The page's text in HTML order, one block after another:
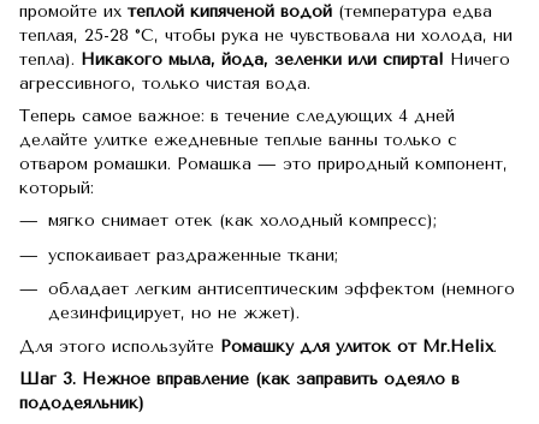
промойте их теплой кипяченой водой (температура едва
теплая, 25-28 °C, чтобы рука не чувствовала ни холода, ни
тепла). Никакого мыла, йода, зеленки или спирта! Ничего
агрессивного, только чистая вода.
Теперь самое важное: в течение следующих 4 дней
делайте улитке ежедневные теплые ванны только с
отваром ромашки. Ромашка — это природный компонент,
который:
мягко снимает отек (как холодный компресс);
успокаивает раздраженные ткани;
обладает легким антисептическим эффектом (немного
дезинфицирует, но не жжет).
Для этого используйте Ромашку для улиток от Mr.Helix.
Шаг 3. Нежное вправление (как заправить одеяло в
пододеяльник)